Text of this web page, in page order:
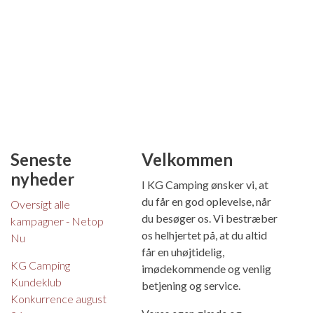
Seneste
nyheder
Oversigt alle
kampagner - Netop
Nu
KG Camping
Kundeklub
Konkurrence august
Velkommen
I KG Camping ønsker vi, at
du får en god oplevelse, når
du besøger os. Vi bestræber
os helhjertet på, at du altid
får en uhøjtidelig,
imødekommende og venlig
betjening og service.